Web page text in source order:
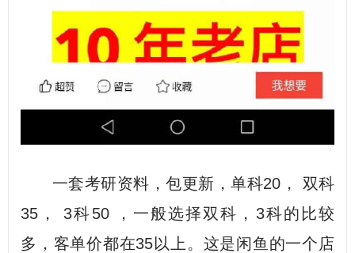
一套考研资料，包更新，单科20， 双科
35， 3科50 ，一般选择双科，3科的比较
多，客单价都在35以上。这是闲鱼的一个店